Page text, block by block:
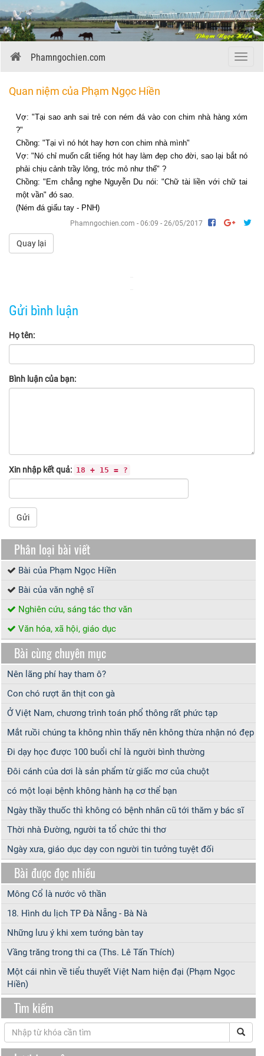
Menu
Phamngochien.com
Quan niệm của Phạm Ngọc Hiền
Vợ: "Tại sao anh sai trẻ con ném đá vào con chim nhà hàng xóm
?"
Chồng: "Tại vì nó hót hay hơn con chim nhà mình"
Vợ: "Nó chỉ muốn cất tiếng hót hay làm đẹp cho đời, sao lại bắt nó
phải chịu cảnh trầy lông, tróc mỏ như thế" ?
Chồng: "Em chẳng nghe Nguyễn Du nói: "Chữ tài liền với chữ tai
một vần" đó sao.
(Ném đá giấu tay - PNH)
Phamngochien.com - 06:09 - 26/05/2017
Quay lại
Gửi bình luận
Họ tên:
Bình luận của bạn:
Xin nhập kết quả: 18 + 15 = ?
Gửi
Phân loại bài viết
Bài của Phạm Ngọc Hiền
Bài của văn nghệ sĩ
Nghiên cứu, sáng tác thơ văn
Văn hóa, xã hội, giáo dục
Bài cùng chuyên mục
Nên lãng phí hay tham ô?
Con chó rượt ăn thịt con gà
Ở Việt Nam, chương trình toán phổ thông rất phức tạp
Mắt ruồi chúng ta không nhìn thấy nên không thừa nhận nó đẹp
Đi dạy học được 100 buổi chỉ là người bình thường
Đôi cánh của dơi là sản phẩm từ giấc mơ của chuột
có một loại bệnh không hành hạ cơ thể bạn
Ngày thầy thuốc thì không có bệnh nhân cũ tới thăm y bác sĩ
Thời nhà Đường, người ta tổ chức thi thơ
Ngày xưa, giáo dục dạy con người tin tưởng tuyệt đối
Bài được đọc nhiều
Mông Cổ là nước vô thần
18. Hình du lịch TP Đà Nẵng - Bà Nà
Những lưu ý khi xem tướng bàn tay
Vầng trăng trong thi ca (Ths. Lê Tấn Thích)
Một cái nhìn về tiểu thuyết Việt Nam hiện đại (Phạm Ngọc
Hiền)
Tìm kiếm